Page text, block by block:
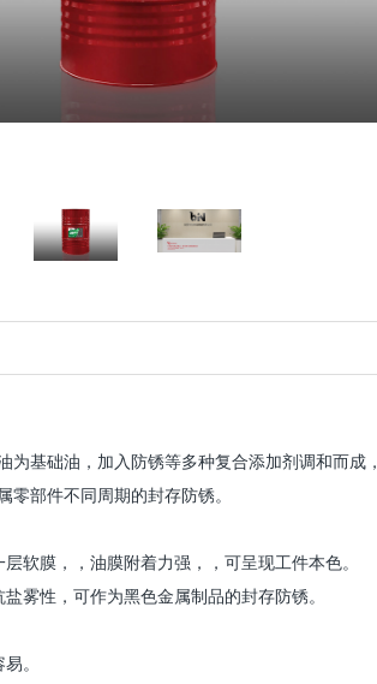
为基础油，加入防锈等多种复合添加剂调和而成，
部件不同周期的封存防锈。
软膜，，油膜附着力强，，可呈现工件本色。
雾性，可作为黑色金属制品的封存防锈。
。